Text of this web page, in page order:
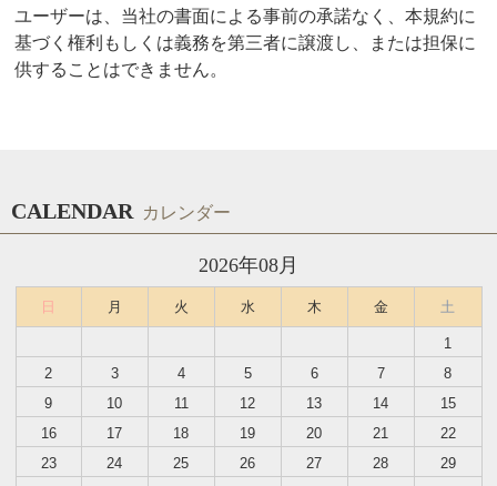
ユーザーは、当社の書面による事前の承諾なく、本規約に
基づく権利もしくは義務を第三者に譲渡し、または担保に
供することはできません。
CALENDAR カレンダー
2026年08月
日 月 火 水 木 金 土
1
2
3 4 5 6 7
8
9
10 11 12 13 14
15
16
17 18 19 20 21
22
23
24 25 26 27 28
29